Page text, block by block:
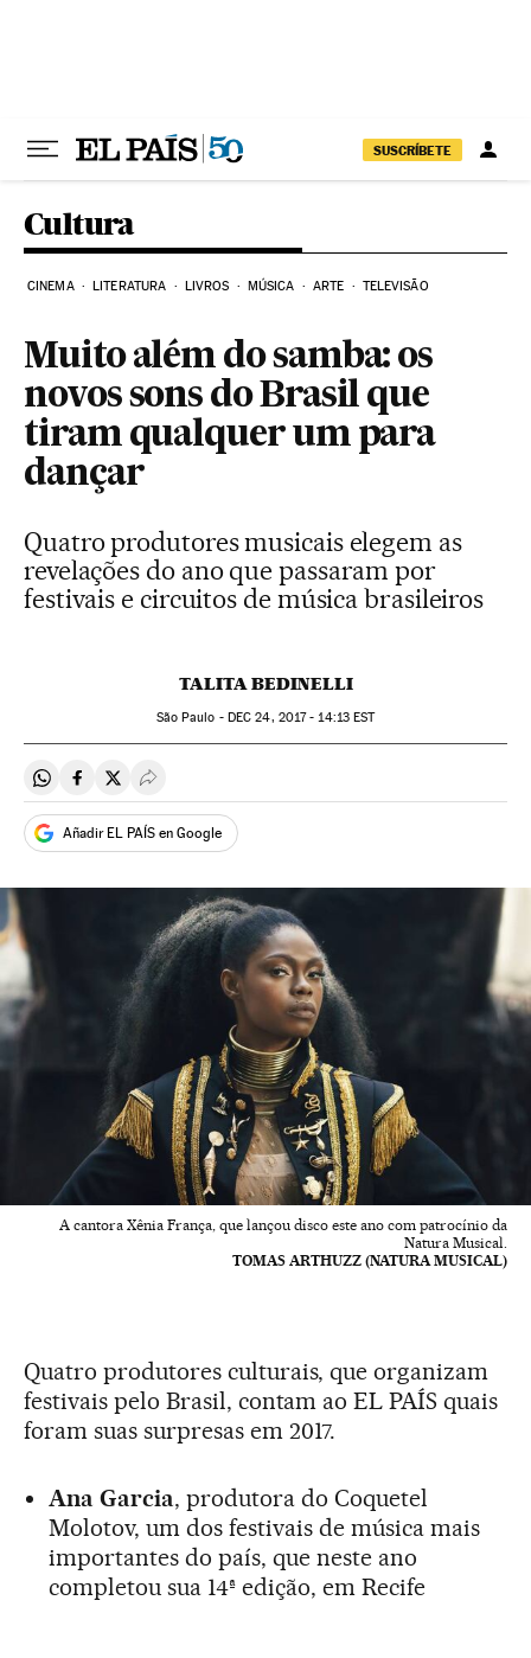
SUSCRÍBETE
Cultura
CINEMA LITERATURA LIVROS MÚSICA ARTE TELEVISÃO
Muito além do samba: os
novos sons do Brasil que
tiram qualquer um para
dançar
Quatro produtores musicais elegem as
revelações do ano que passaram por
festivais e circuitos de música brasileiros
TALITA BEDINELLI
São Paulo - DEC 24, 2017 - 14:13EST
Compartir en Whatsapp
Compartir en Facebook
Compartir en Twitter
Desplegar Redes Sociales
Añadir EL PAÍS en Google
A cantora Xênia França, que lançou disco este ano com patrocínio da
Natura Musical.
TOMAS ARTHUZZ (NATURA MUSICAL)
Quatro produtores culturais, que organizam
festivais pelo Brasil, contam ao EL PAÍS quais
foram suas surpresas em 2017.
Ana Garcia, produtora do Coquetel
Molotov, um dos festivais de música mais
importantes do país, que neste ano
completou sua 14ª edição, em Recife